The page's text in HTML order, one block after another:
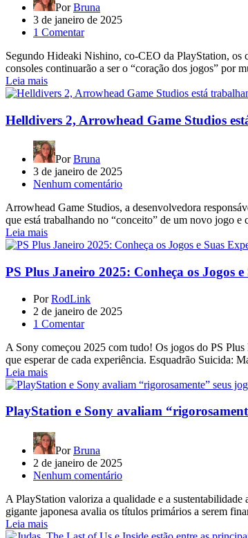
PorBruna
3 de janeiro de 2025
1 Comentar
Segundo Hideaki Nishino, co-CEO da PlayStation, os
consoles continuarão a ser o “coração dos jogos” por
Leia mais
Helldivers 2, Arrowhead Game Studios
PorBruna
3 de janeiro de 2025
Nenhum comentário
Arrowhead Game Studios, a desenvolvedora
que está trabalhando no “conceito” de um novo jogo
Leia mais
PS Plus Janeiro 2025: Conheça os Jogos
PorRodLink
2 de janeiro de 2025
1 Comentar
A Sony começou 2025 com tudo! Os jogos do PS
que esperar de cada experiência. Esquadrão Suicida:
Leia mais
PlayStation e Sony avaliam
PorBruna
2 de janeiro de 2025
Nenhum comentário
A PlayStation valoriza a qualidade e a
gigante japonesa avalia os títulos primários a serem
Leia mais